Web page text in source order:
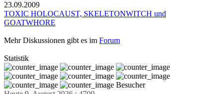
23.09.2009
TOXIC HOLOCAUST, SKELETONWITCH und
GOATWHORE
Mehr Diskussionen gibt es im Forum
Statistik
Besucher